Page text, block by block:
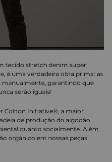
tecido stretch denim super
é uma verdadeira obra prima: as
manualmente, garantindo que
serão iguais!
Cotton Initiative®, a maior
de produção do algodão
quanto socialmente. Além
orgânico em nossas peças